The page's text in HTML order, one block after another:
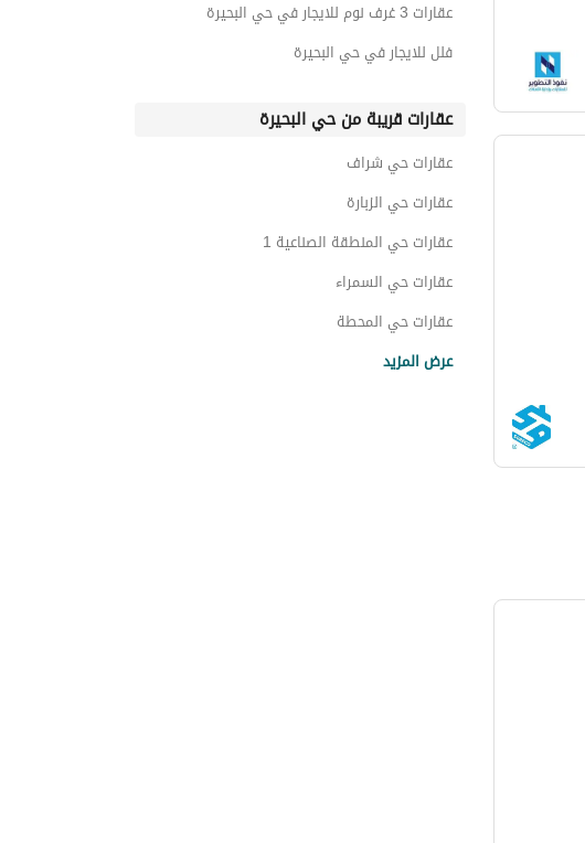
عقارات 3 غرف نوم للايجار في حي البحيرة
فلل للايجار في حي البحيرة
عقارات قريبة من حي البحيرة
عقارات حي شراف
عقارات حي الزبارة
عقارات حي المنطقة الصناعية 1
عقارات حي السمراء
عقارات حي المحطة
عرض المزيد